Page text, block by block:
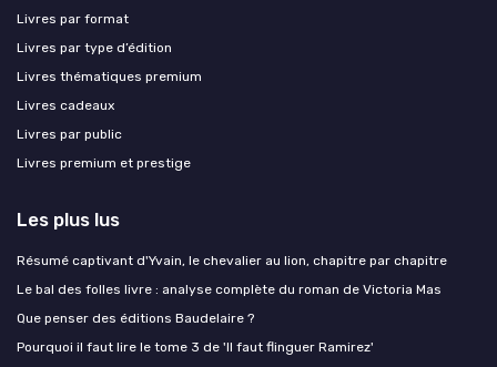
Livres par format
Livres par type d’édition
Livres thématiques premium
Livres cadeaux
Livres par public
Livres premium et prestige
Les plus lus
Résumé captivant d'Yvain, le chevalier au lion, chapitre par chapitre
Le bal des folles livre : analyse complète du roman de Victoria Mas
Que penser des éditions Baudelaire ?
Pourquoi il faut lire le tome 3 de 'Il faut flinguer Ramirez'